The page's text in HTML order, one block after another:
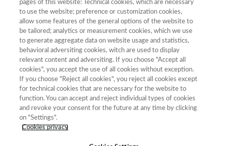
Teledetección
2022 9
Scripta Nova.
Revista
Electrónica de
Geografía y
Ciencias
Sociales
C2 46.85
2022 17
Vegueta.
Anuario de la
Facultad de
C3 32.33
pages of this website: Technical cookies, which are necessary
to use the website; preference or customization cookies,
allow some features of the general options of the website to
be tailored; analytics or measurement cookies, which we use
to generate aggregate data on website usage and statistics,
behavioral adversiting cookies, witch are used to display
relevant content and adversiting. If you choose "Accept all
cookies", you accept the use of all cookies without exception.
If you choose "Reject all cookies", you reject all cookies except
for technical cookies that are necessary for the website to
function. You can accept and reject individual types of cookies
and revoke your consent for the future at any time by clicking
on "Settings".
Cookies privacy